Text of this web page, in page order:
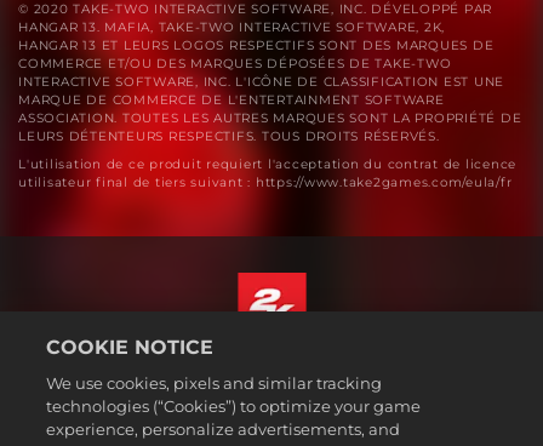
© 2020 TAKE-TWO INTERACTIVE SOFTWARE, INC. DÉVELOPPÉ PAR
HANGAR 13. MAFIA, TAKE-TWO INTERACTIVE SOFTWARE, 2K,
HANGAR 13 ET LEURS LOGOS RESPECTIFS SONT DES MARQUES DE
COMMERCE ET/OU DES MARQUES DÉPOSÉES DE TAKE-TWO
INTERACTIVE SOFTWARE, INC. L'ICÔNE DE CLASSIFICATION EST UNE
MARQUE DE COMMERCE DE L'ENTERTAINMENT SOFTWARE
ASSOCIATION. TOUTES LES AUTRES MARQUES SONT LA PROPRIÉTÉ DE
LEURS DÉTENTEURS RESPECTIFS. TOUS DROITS RÉSERVÉS.
L'utilisation de ce produit requiert l'acceptation du contrat de licence
utilisateur final de tiers suivant : https://www.take2games.com/eula/fr
Mentions légales
Politique de confidentialité
Français Canadien
COOKIE NOTICE
We use cookies, pixels and similar tracking
technologies (“Cookies”) to optimize your game
experience, personalize advertisements, and